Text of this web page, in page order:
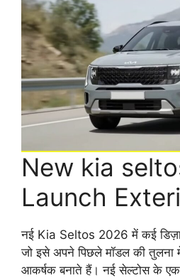
New kia
Launch
नई Kia Seltos 2026 में कई
जो इसे अपने पिछले मॉडल की तुलना में
आकर्षक बनाते हैं। नई सेल्टोस के एक